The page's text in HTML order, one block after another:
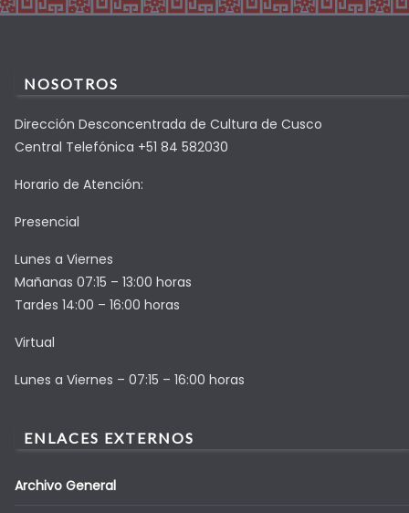
NOSOTROS
Dirección Desconcentrada de Cultura de Cusco
Central Telefónica +51 84 582030
Horario de Atención:
Presencial
Lunes a Viernes
Mañanas 07:15 – 13:00 horas
Tardes 14:00 – 16:00 horas
Virtual
Lunes a Viernes – 07:15 – 16:00 horas
ENLACES EXTERNOS
Archivo General